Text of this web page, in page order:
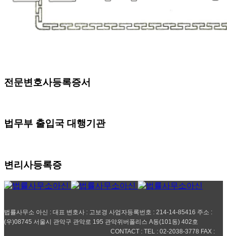
전문변호사등록증서
법무부 출입국 대행기관
변리사등록증
법률사무소 아신 : 대표 변호사 : 고보경 사업자등록번호 : 214-14-85416 주소 :
(우)08745 서울시 관악구 관악로 195 관악위버폴리스 A동(101동) 402호
CONTACT : TEL : 02-2038-3778 FAX :